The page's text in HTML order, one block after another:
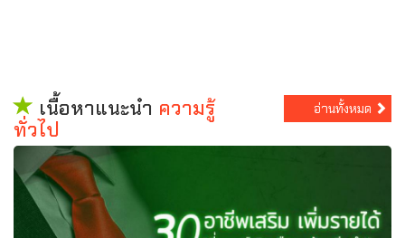
เนื้อหาแนะนำ ความรู้
ทั่วไป
อ่านทั้งหมด